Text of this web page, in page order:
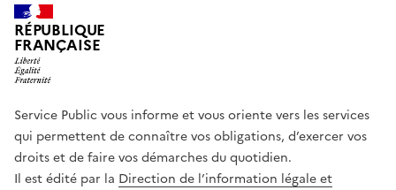
RÉPUBLIQUE
FRANÇAISE
Service Public vous informe et vous oriente vers les services
qui permettent de connaître vos obligations, d’exercer vos
droits et de faire vos démarches du quotidien.
Il est édité par la Direction de l’information légale et